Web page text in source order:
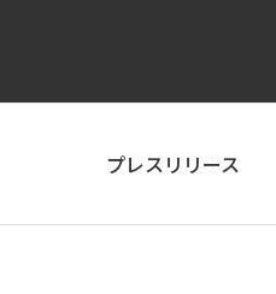
プレスリリース